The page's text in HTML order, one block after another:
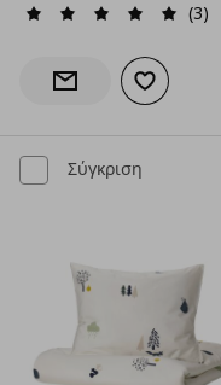
(3)
Ενημέρωση Προσθήκη
Σύγκριση